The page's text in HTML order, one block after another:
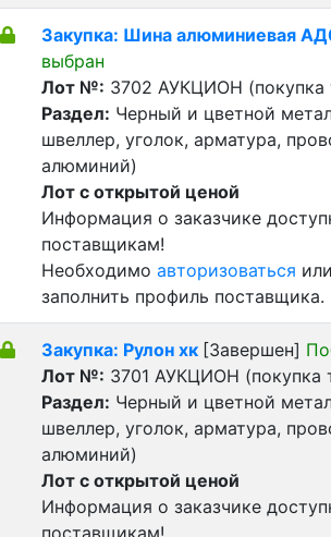
Закупка: Шина алюминиевая
выбран
Лот №: 3702 АУКЦИОН (покупка
Раздел: Черный и цветной
швеллер, уголок, арматура,
алюминий)
Лот с открытой ценой
Информация о заказчике
поставщикам!
Необходимо авторизоваться или
заполнить профиль поставщика.
Закупка: Рулон хк [Завершен]
Лот №: 3701 АУКЦИОН (покупка
Раздел: Черный и цветной
швеллер, уголок, арматура,
алюминий)
Лот с открытой ценой
Информация о заказчике
поставщикам!